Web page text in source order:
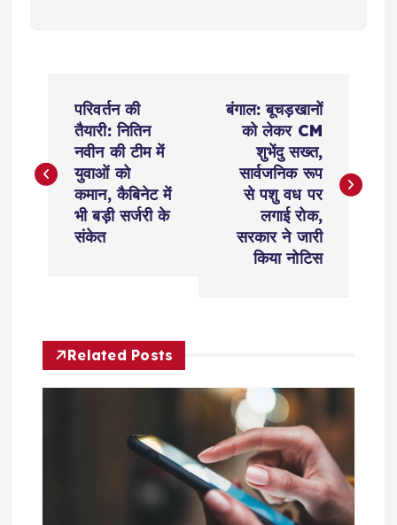
s
v
परिवर्तन की
तैयारी: नितिन
नवीन की टीम में
युवाओं को
कमान, कैबिनेट में
भी बड़ी सर्जरी के
संकेत
बंगाल: बूचड़खानों
को लेकर CM
शुभेंदु सख्त,
सार्वजनिक रूप
से पशु वध पर
लगाई रोक,
सरकार ने जारी
किया नोटिस
Related Posts